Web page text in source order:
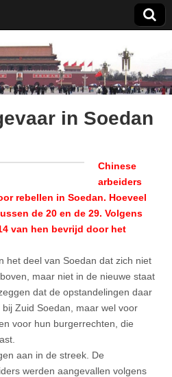
in Soedan
Chinese
arbeiders
rebellen in Soedan. Hoeveel
de 20 en de 29. Volgens
van hen bevrijd door het
het deel van Soedan dat zich niet
maar niet in de nieuwe staat
dat de opstandelingen daar
Zuid Soedan, maar wel voor
voor hun burgerrechten, die
aan in de streek. De
werden aangevallen volgens